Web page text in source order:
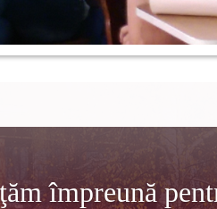
împreună